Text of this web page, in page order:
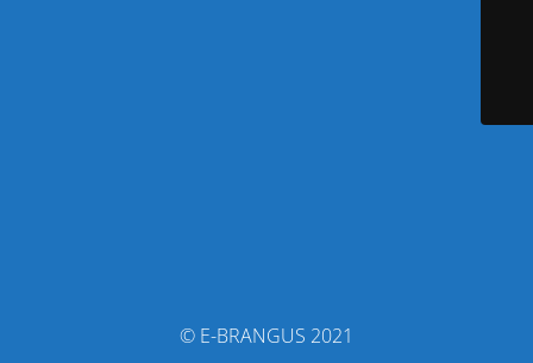
© E-BRANGUS 2021